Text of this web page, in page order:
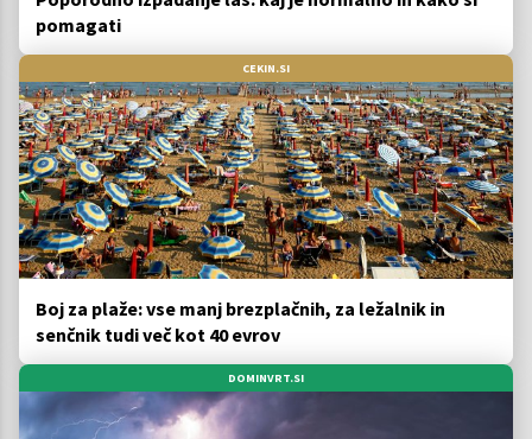
pomagati
CEKIN.SI
Boj za plaže: vse manj brezplačnih, za ležalnik in
senčnik tudi več kot 40 evrov
DOMINVRT.SI